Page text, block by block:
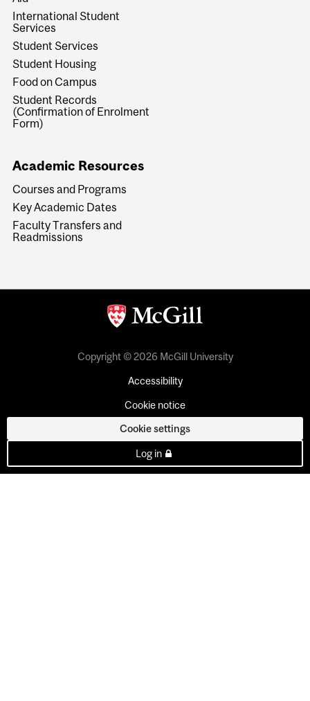
International Student
Services
Student Services
Student Housing
Food on Campus
Student Records
(Confirmation of Enrolment
Form)
Academic Resources
Courses and Programs
Key Academic Dates
Faculty Transfers and
Readmissions
Copyright © 2026 McGill University
Accessibility
Cookie notice
Cookie settings
Log in